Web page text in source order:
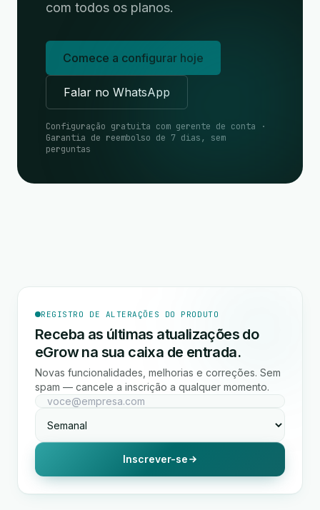
com todos os planos.
Comece a configurar hoje
Falar no WhatsApp
Configuração gratuita com gerente de conta ·
Garantia de reembolso de 7 dias, sem
perguntas
REGISTRO DE ALTERAÇÕES DO PRODUTO
Receba as últimas atualizações do
eGrow na sua caixa de entrada.
Novas funcionalidades, melhorias e correções. Sem
spam — cancele a inscrição a qualquer momento.
Inscrever-se